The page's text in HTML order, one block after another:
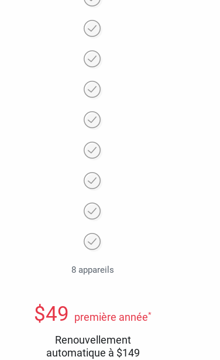
8 appareils
$49 première année*
Renouvellement
automatique à $149